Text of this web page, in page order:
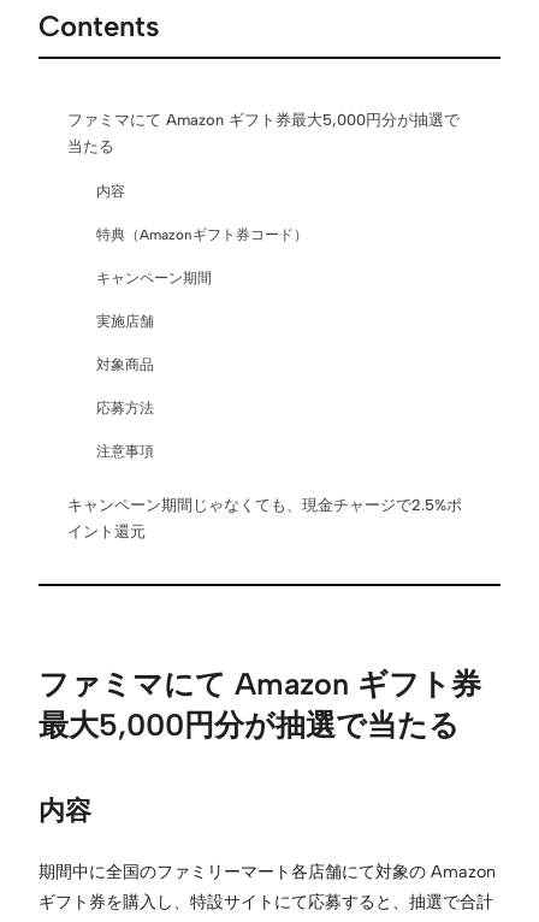
Contents
ファミマにて Amazon ギフト券最大5,000円分が抽選で
当たる
内容
特典（Amazonギフト券コード）
キャンペーン期間
実施店舗
対象商品
応募方法
注意事項
キャンペーン期間じゃなくても、現金チャージで2.5%ポ
イント還元
ファミマにて Amazon ギフト券
最大5,000円分が抽選で当たる
内容
期間中に全国のファミリーマート各店舗にて対象の Amazon
ギフト券を購入し、特設サイトにて応募すると、抽選で合計